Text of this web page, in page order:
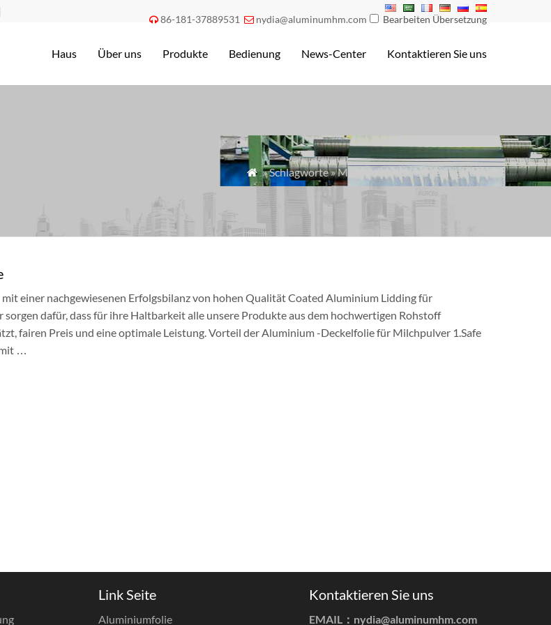
 86-181-37889531  nydia@aluminumhm.com Bearbeiten Übersetzung
Haus Über uns Produkte Bedienung News-Center Kontaktieren Sie uns
 » Schlagworte » Milchpulver-Versiegelungsfolie
einer nachgewiesenen Erfolgsbilanz von hohen Qualität Coated Aluminium Lidding für
dafür, dass für ihre Haltbarkeit alle unsere Produkte aus dem hochwertigen Rohstoff
fairen Preis und eine optimale Leistung. Vorteil der Aluminium -Deckelfolie für Milchpulver 1.Safe
…
Link Seite
Aluminiumfolie
Kontaktieren Sie uns
EMAIL： nydia@aluminumhm.com